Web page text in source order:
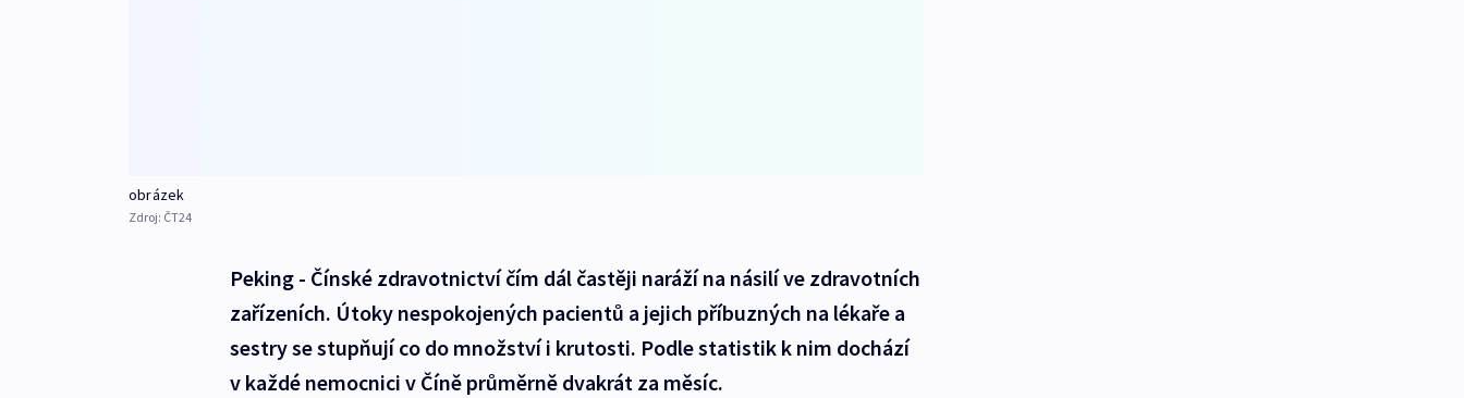
obrázek
Zdroj: ČT24
Peking - Čínské zdravotnictví čím dál častěji naráží na násilí ve zdravotních
zařízeních. Útoky nespokojených pacientů a jejich příbuzných na lékaře a
sestry se stupňují co do množství i krutosti. Podle statistik k nim dochází
v každé nemocnici v Číně průměrně dvakrát za měsíc.